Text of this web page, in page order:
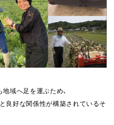
地域へ足を運ぶため、
良好な関係性が構築されているそ